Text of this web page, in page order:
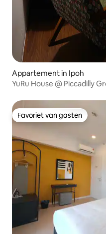
Appartement in Ipoh
YuRu House @ Piccadilly
Favoriet van gasten
Favoriet van gasten